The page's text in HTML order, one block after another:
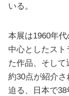
いる。
本展は1960年
中心としたスト
た作品、そし
約30点が紹介
迫る、日本で38